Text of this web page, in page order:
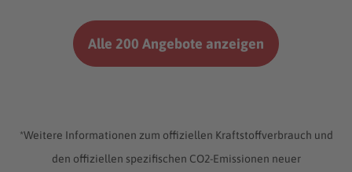
Alle 200 Angebote anzeigen
*Weitere Informationen zum offiziellen Kraftstoffverbrauch und
den offiziellen spezifischen CO2-Emissionen neuer